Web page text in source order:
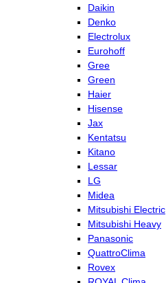
Daikin
Denko
Electrolux
Eurohoff
Gree
Green
Haier
Hisense
Jax
Kentatsu
Kitano
Lessar
LG
Midea
Mitsubishi Electric
Mitsubishi Heavy
Panasonic
QuattroClima
Rovex